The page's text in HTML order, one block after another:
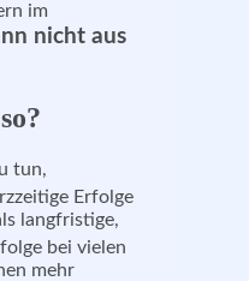
im
nicht aus
tun,
Erfolge
langfristige,
bei vielen
mehr